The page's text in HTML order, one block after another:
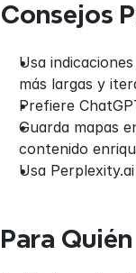
Consejos
Usa
más largas y
Prefiere
Guarda mapas
contenido
Usa
Para